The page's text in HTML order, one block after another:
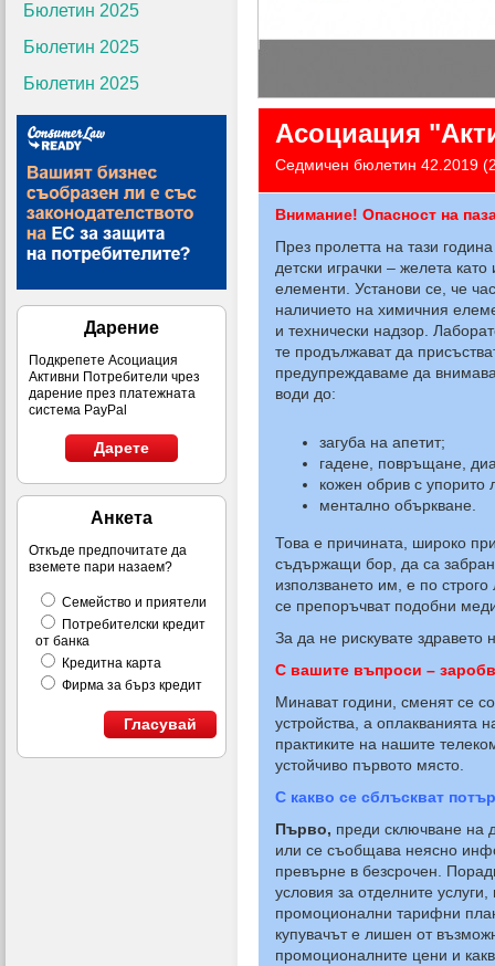
Бюлетин 2025
Бюлетин 2025
Бюлетин 2025
Дарение
Подкрепете Асоциация
Активни Потребители чрез
дарение през платежната
система PayPal
Дарете
Анкета
Откъде предпочитате да
вземете пари назаем?
Семейство и приятели
Потребителски кредит
от банка
Кредитна карта
Фирма за бърз кредит
Гласувай
Асоциация
Седмичен бюлетин 42.2019
Внимание! Опасност на
През пролетта на тази
детски играчки – желета
елементи. Установи се, че
наличието на химичния
и технически надзор.
те продължават да
предупреждаваме да
води до:
загуба на апетит;
гадене, повръщане,
кожен обрив с
ментално объркване.
Това е причината, широко
съдържащи бор, да са
използването им, е по
се препоръчват подобни
За да не рискувате здравето
С вашите въпроси –
Минават години, сменят се
устройства, а оплакванията
практиките на нашите
устойчиво първото място.
С какво се сблъскват
Първо, преди сключване на
или се съобщава неясно
превърне в безсрочен.
условия за отделните
промоционални тарифни
купувачът е лишен от
промоционалните цени и